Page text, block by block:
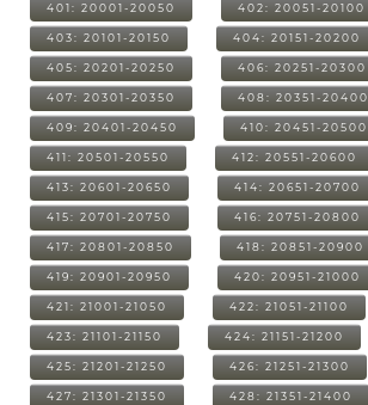
401: 20001-20050 402: 20051-20100
403: 20101-20150 404: 20151-20200
405: 20201-20250 406: 20251-20300
407: 20301-20350 408: 20351-20400
409: 20401-20450 410: 20451-20500
411: 20501-20550 412: 20551-20600
413: 20601-20650 414: 20651-20700
415: 20701-20750 416: 20751-20800
417: 20801-20850 418: 20851-20900
419: 20901-20950 420: 20951-21000
421: 21001-21050 422: 21051-21100
423: 21101-21150 424: 21151-21200
425: 21201-21250 426: 21251-21300
427: 21301-21350 428: 21351-21400